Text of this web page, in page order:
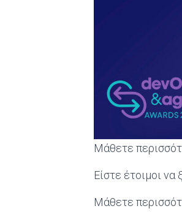
Μάθετε
Είστε έτοιμοι να
Μάθετε